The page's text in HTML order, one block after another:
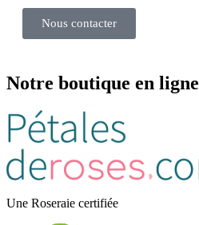
Nous contacter
Notre boutique en ligne
Une Roseraie certifiée